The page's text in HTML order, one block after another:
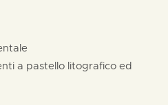
a pastello litografico ed